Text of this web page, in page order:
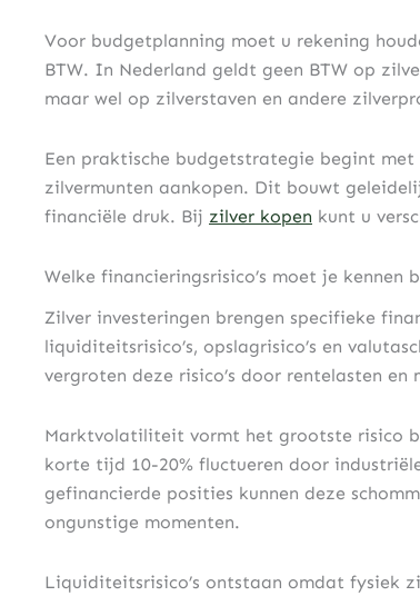
Voor budgetplanning moet u rekening
BTW. In Nederland geldt geen BTW op
maar wel op zilverstaven en andere
Een praktische budgetstrategie begint
zilvermunten aankopen. Dit bouwt
financiële druk. Bij zilver kopen kunt u
Welke financieringsrisico’s moet je kennen
Zilver investeringen brengen specifieke
liquiditeitsrisico’s, opslagrisico’s en
vergroten deze risico’s door rentelasten
Marktvolatiliteit vormt het grootste risico
korte tijd 10-20% fluctueren door
gefinancierde posities kunnen deze
ongunstige momenten.
Liquiditeitsrisico’s ontstaan omdat fysiek